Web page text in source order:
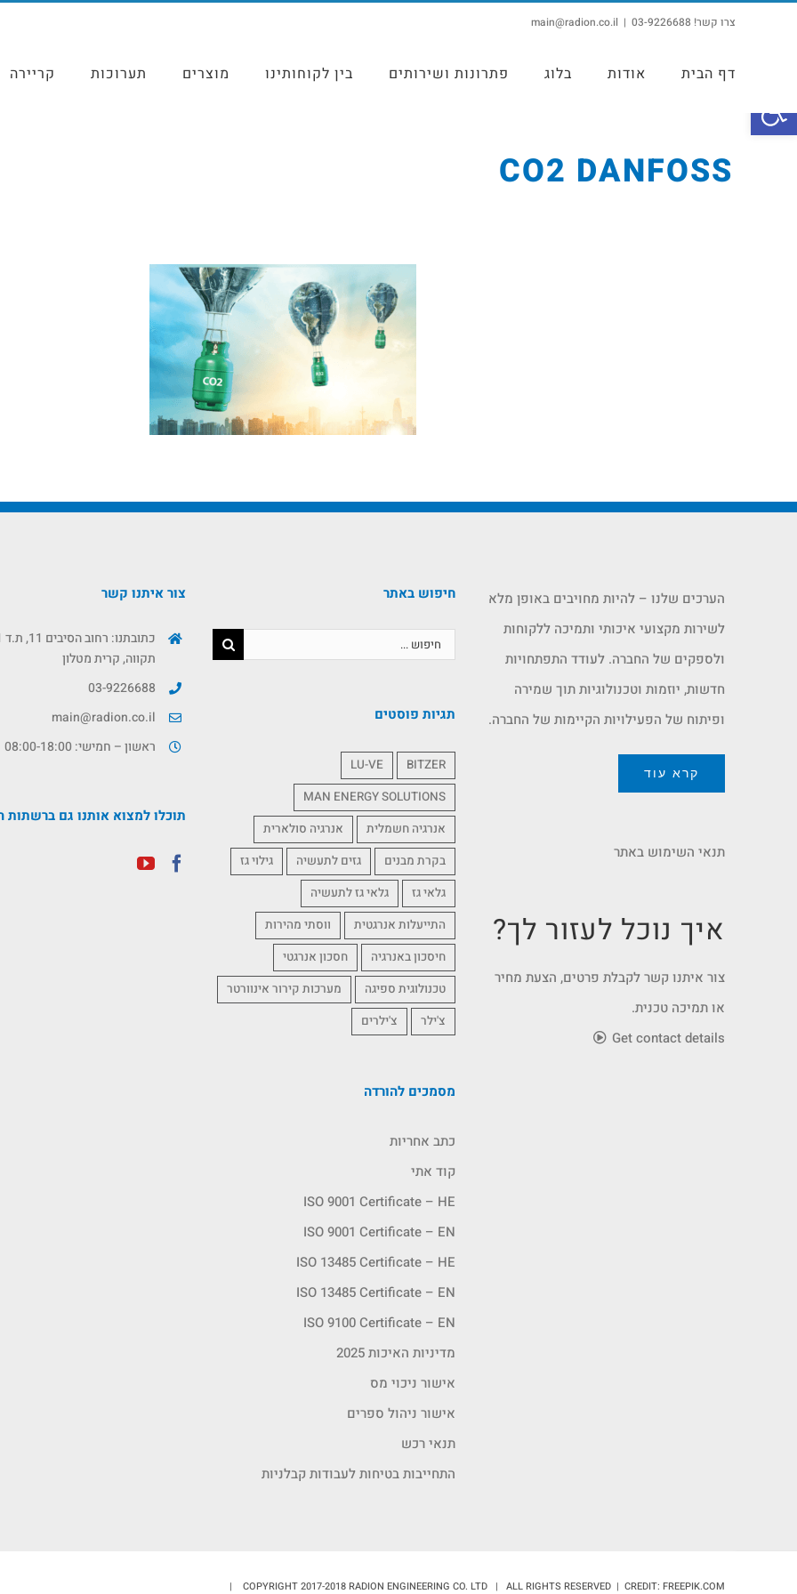
צרו קשר! 03-9226688 |
main@radion.co.il
דף הבית אודות בלוג פתרונות ושירותים בין לקוחותינו מוצרים תערוכות קריירה
CO2 DANFOSS
הערכים שלנו – להיות מחויבים באופן מלא
לשירות מקצועי איכותי ותמיכה ללקוחות
ולספקים של החברה. לעודד התפתחויות
חדשות, יוזמות וטכנולוגיות תוך שמירה
ופיתוח של הפעילויות הקיימות של החברה.
קרא עוד
תנאי השימוש באתר
איך נוכל לעזור לך?
צור איתנו קשר לקבלת פרטים, הצעת מחיר
או תמיכה טכנית.
Get contact details
חיפוש באתר
תגיות פוסטים
BITZER
LU-VE
MAN ENERGY SOLUTIONS
אנרגיה חשמלית
אנרגיה סולארית
בקרת מבנים
גזים לתעשיה
גילוי גז
גלאי גז
גלאי גז לתעשיה
התייעלות אנרגטית
ווסתי מהירות
חיסכון באנרגיה
חסכון אנרגטי
טכנולוגית ספיגה
מערכות קירור אינוורטר
צ'ילר
צ'ילרים
מסמכים להורדה
כתב אחריות
קוד אתי
ISO 9001 Certificate – HE
ISO 9001 Certificate – EN
ISO 13485 Certificate – HE
ISO 13485 Certificate – EN
ISO 9100 Certificate – EN
מדיניות האיכות 2025
אישור ניכוי מס
אישור ניהול ספרים
תנאי רכש
התחייבות בטיחות לעבודות קבלניות
צור איתנו קשר
תקווה, קרית מטלון
03-9226688
main@radion.co.il
ראשון – חמישי: 08:00-18:00
תוכלו למצוא אותנו גם ברשתות
COPYRIGHT 2017-2018 RADION ENGINEERING CO. LTD | ALL RIGHTS RESERVED | CREDIT: FREEPIK.COM |